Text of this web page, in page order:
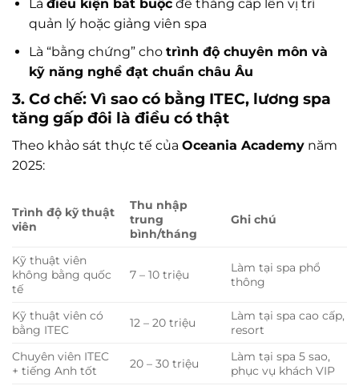
Là điều kiện bắt buộcđể thăng cấp lên vị trí
quản lý hoặc giảng viên spa
Là “bằng chứng” cho trình độ chuyên môn và
kỹ năng nghề đạt chuẩn châu Âu
3. Cơ chế: Vì sao có bằng ITEC, lương spa
tăng gấp đôi là điều có thật
Theo khảo sát thực tế của Oceania Academy năm
2025:
Trình độ kỹ thuật
viên
Thu nhập
trung
bình/tháng
Ghi chú
Kỹ thuật viên
không bằng quốc
tế
7 – 10 triệu
Làm tại spa phổ
thông
Kỹ thuật viên có
bằng ITEC
12 – 20 triệu
Làm tại spa cao cấp,
resort
Chuyên viên ITEC
+ tiếng Anh tốt
20 – 30 triệu
Làm tại spa 5 sao,
phục vụ khách VIP